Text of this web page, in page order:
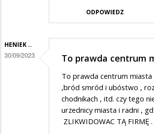
ODPOWIEDZ
HENIEK ..
30/09/2023 To prawda centrum
To prawda centrum
,bród smród i ubóstwo ,
chodnikach , itd. czy tego
urzednicy miasta i radni ,
ZLIKWIDOWAC TĄ FIRMĘ .